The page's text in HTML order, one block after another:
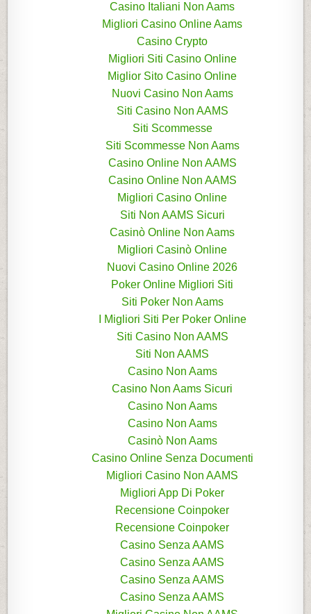
Casino Italiani Non Aams
Migliori Casino Online Aams
Casino Crypto
Migliori Siti Casino Online
Miglior Sito Casino Online
Nuovi Casino Non Aams
Siti Casino Non AAMS
Siti Scommesse
Siti Scommesse Non Aams
Casino Online Non AAMS
Casino Online Non AAMS
Migliori Casino Online
Siti Non AAMS Sicuri
Casinò Online Non Aams
Migliori Casinò Online
Nuovi Casino Online 2026
Poker Online Migliori Siti
Siti Poker Non Aams
I Migliori Siti Per Poker Online
Siti Casino Non AAMS
Siti Non AAMS
Casino Non Aams
Casino Non Aams Sicuri
Casino Non Aams
Casino Non Aams
Casinò Non Aams
Casino Online Senza Documenti
Migliori Casino Non AAMS
Migliori App Di Poker
Recensione Coinpoker
Recensione Coinpoker
Casino Senza AAMS
Casino Senza AAMS
Casino Senza AAMS
Casino Senza AAMS